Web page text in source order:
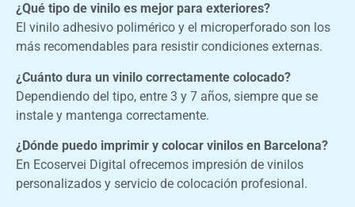
¿Qué tipo de vinilo es mejor para exteriores?
El vinilo adhesivo polimérico y el microperforado son los
más recomendables para resistir condiciones externas.
¿Cuánto dura un vinilo correctamente colocado?
Dependiendo del tipo, entre 3 y 7 años, siempre que se
instale y mantenga correctamente.
¿Dónde puedo imprimir y colocar vinilos en Barcelona?
En Ecoservei Digital ofrecemos impresión de vinilos
personalizados y servicio de colocación profesional.